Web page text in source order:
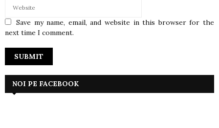
Save my name, email, and website in this browser for the
next time I comment.
NOI PE FACEBOOK